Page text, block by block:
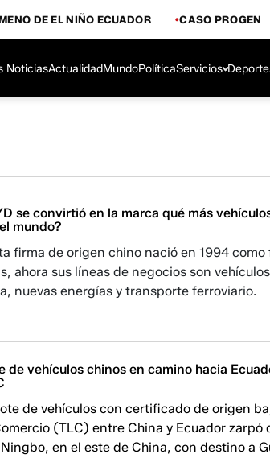
DE EL NIÑO ECUADOR CASO PROGEN
NoticiasActualidadMundoPolíticaServicios
se convirtió en la marca qué más
mundo?
firma de origen chino nació en 1994
ahora sus líneas de negocios son
nuevas energías y transporte ferroviario.
de vehículos chinos en camino hacia
de vehículos con certificado de origen
(TLC) entre China y Ecuador zarpó
en el este de China, con destino a